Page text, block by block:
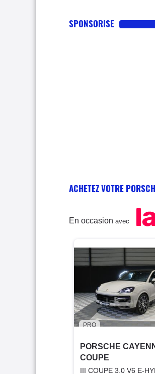
SPONSORISE
ACHETEZ VOTRE
En occasion avec
PRO
PORSCHE
COUPE
III COUPE 3.0 V6 E-